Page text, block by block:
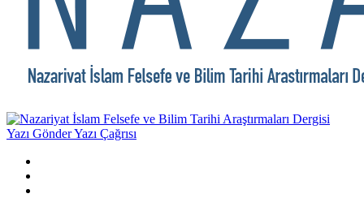
Yazı GönderYazı Çağrısı